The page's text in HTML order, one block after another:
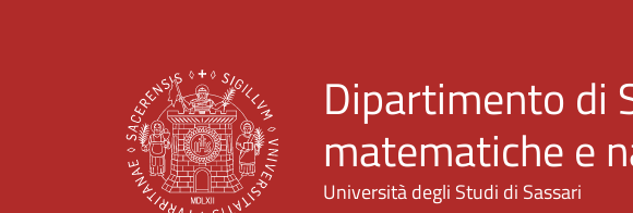
Dipartimento di
matematiche e
Università degli Studi di Sassari